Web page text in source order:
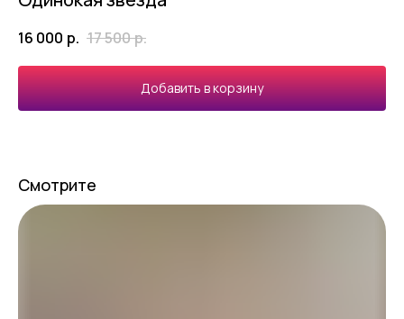
16 000 р. 17 500р.
Добавить в корзину
Смотрите